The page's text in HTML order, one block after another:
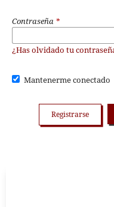
Contraseña *
¿Has olvidado tu
Mantenerme conectado
Registrarse